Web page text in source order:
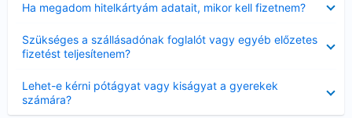
Ha megadom hitelkártyám adatait, mikor kell fizetnem?
Szükséges a szállásadónak foglalót vagy egyéb előzetes
fizetést teljesítenem?
Lehet-e kérni pótágyat vagy kiságyat a gyerekek
számára?